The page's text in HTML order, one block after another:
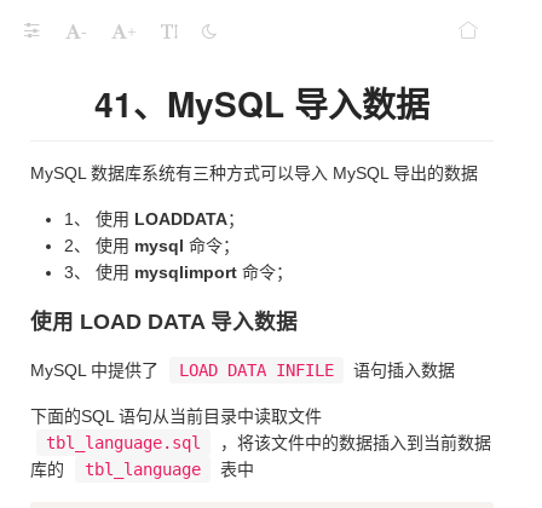
- +
41、MySQL 导入数据
MySQL 数据库系统有三种方式可以导入 MySQL 导出的数据
1、 使用 LOADDATA；
2、 使用 mysql 命令；
3、 使用 mysqlimport 命令；
使用 LOAD DATA 导入数据
MySQL 中提供了 LOAD DATA INFILE 语句插入数据
下面的SQL 语句从当前目录中读取文件
tbl_language.sql
，将该文件中的数据插入到当前数据
库的
tbl_language 表中